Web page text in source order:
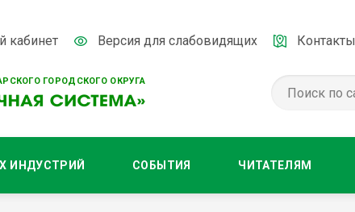
ГОРОДСКОГО ОКРУГА
кабинет Версия для слабовидящих Контакты
ИНДУСТРИЙ СОБЫТИЯ ЧИТАТЕЛЯМ